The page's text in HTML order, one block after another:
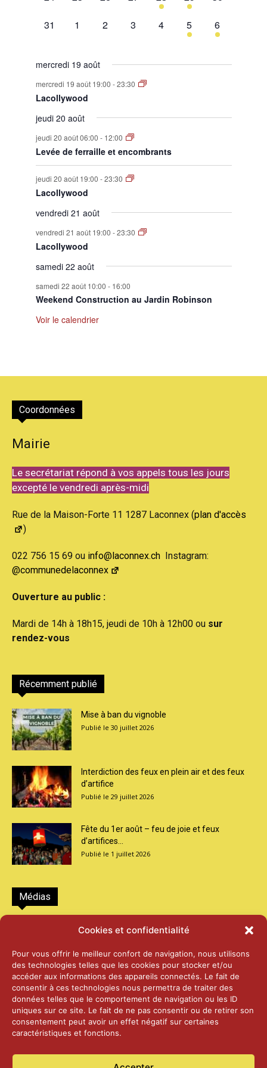
Cookies et confidentialité
Pour vous offrir le meilleur confort de navigation, nous utilisons
des technologies telles que les cookies pour stocker et/ou
accéder aux informations des appareils connectés. Le fait de
consentir à ces technologies nous permettra de traiter des
données telles que le comportement de navigation ou les ID
uniques sur ce site. Le fait de ne pas consentir ou de retirer son
consentement peut avoir un effet négatif sur certaines
caractéristiques et fonctions.
évènement,évènement,évènement,
0
31
0
1
0
2
0
3
0
évènement,
4
1
évènement,
5
1
évènement,
6
mercredi 19 août
mercredi 19 août 19:00 -23:30
Lacollywood
jeudi 20 août
jeudi 20 août 06:00 - 12:00
Levée de ferraille et encombrants
jeudi 20 août 19:00 -23:30
Lacollywood
vendredi 21 août
vendredi 21 août 19:00 -23:30
Lacollywood
samedi 22 août
samedi 22 août 10:00 - 16:00
Weekend Construction au Jardin Robinson
Voir le calendrier
Coordonnées
Mairie
Le secrétariat répond à vos appels tous les jours
excepté le vendredi après-midi
Rue de la Maison-Forte 11 1287 Laconnex (plan d'accès
)
022 756 15 69 ou info@laconnex.ch Instagram:
@communedelaconnex
Ouverture au public :
Mardi de 14h à 18h15, jeudi de 10h à 12h00 ou sur
rendez-vous
Récemment publié
Mise à ban du vignoble
30 juillet 2026
Interdiction des feux en plein air et des feux
d’artifice
29 juillet 2026
Fête du 1er août – feu de joie et feux
d’artifices...
1 juillet 2026
Médias
2026 – Laiterie d’Orsières et Abbaye de St-
25 juin 2026
2025 – Palais Fédéral – Berne
25 juin 2026
14 janvier 2025